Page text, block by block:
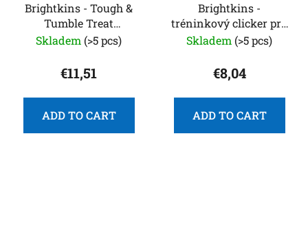
Brightkins - Tough &
Tumble Treat
Dispenser Small
Skladem (>5 pcs)
€11,51
ADD TO CART
Brightkins -
tréninkový clicker pro
psy
Skladem (>5 pcs)
€8,04
ADD TO CART